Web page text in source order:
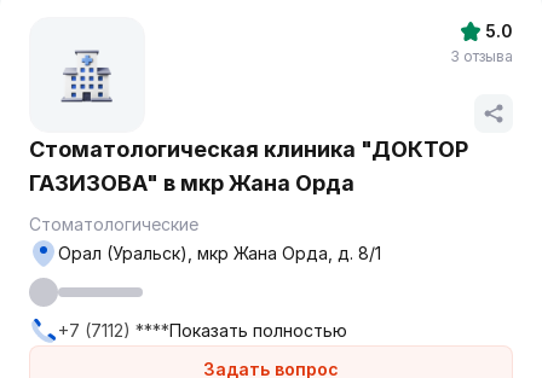
Стоматологическая клиника "ДОКТОР
ГАЗИЗОВА" в мкр Жана Орда
Стоматологические
Задать вопрос
Орал (Уральск), мкр Жана Орда, д. 8/1
+7 (7112) ****Показать полностью
5.0
3 отзыва